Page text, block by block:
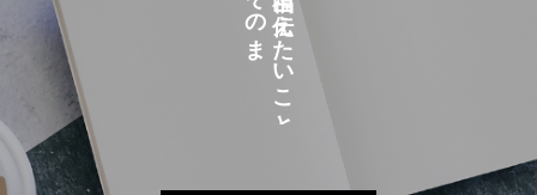
え
た
い
こ
と
の
ま
ま